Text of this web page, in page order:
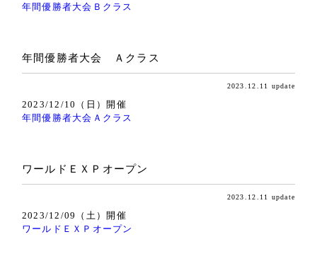
年間優勝者大会Ｂクラス
年間優勝者大会 Ａクラス
2023.12.11 update
2023/12/10（日）開催
年間優勝者大会Ａクラス
ワールドＥＸＰオープン
2023.12.11 update
2023/12/09（土）開催
ワールドＥＸＰオープン